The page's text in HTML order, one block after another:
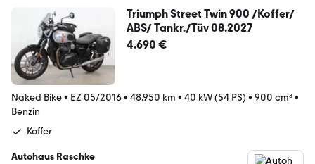
Triumph Street Twin 900 /Koffer/
ABS/ Tankr./Tüv 08.2027
4.690 €
Naked Bike• EZ 05/2016• 48.950 km • 40 kW (54 PS) • 900 cm³•
Benzin
Koffer
Autohaus Raschke